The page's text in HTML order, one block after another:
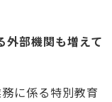
外部機関も増えて
に係る特別教育